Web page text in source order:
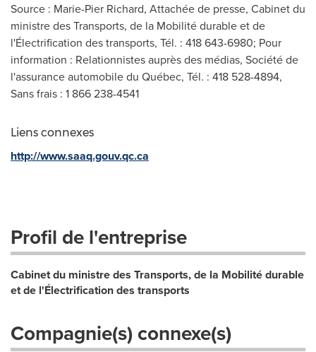
Source : Marie-Pier Richard, Attachée de presse, Cabinet du
ministre des Transports, de la Mobilité durable et de
l'Électrification des transports, Tél. : 418 643-6980; Pour
information : Relationnistes auprès des médias, Société de
l'assurance automobile du Québec, Tél. : 418 528-4894,
Sans frais : 1 866 238-4541
Liens connexes
http://www.saaq.gouv.qc.ca
Profil de l'entreprise
Cabinet du ministre des Transports, de la Mobilité durable
et de l'Électrification des transports
Compagnie(s) connexe(s)